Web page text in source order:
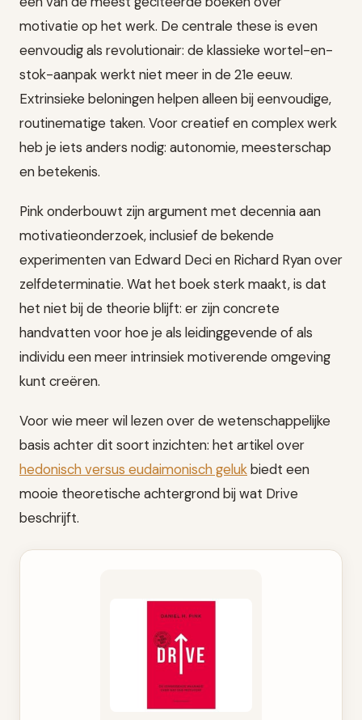
motivatie op het werk. De centrale these is even
eenvoudig als revolutionair: de klassieke wortel-en-
stok-aanpak werkt niet meer in de 21e eeuw.
Extrinsieke beloningen helpen alleen bij eenvoudige,
routinematige taken. Voor creatief en complex werk
heb je iets anders nodig: autonomie, meesterschap
en betekenis.
Pink onderbouwt zijn argument met decennia aan
motivatieonderzoek, inclusief de bekende
experimenten van Edward Deci en Richard Ryan over
zelfdeterminatie. Wat het boek sterk maakt, is dat
het niet bij de theorie blijft: er zijn concrete
handvatten voor hoe je als leidinggevende of als
individu een meer intrinsiek motiverende omgeving
kunt creëren.
Voor wie meer wil lezen over de wetenschappelijke
basis achter dit soort inzichten: het artikel over
hedonisch versus eudaimonisch gelukbiedt een
mooie theoretische achtergrond bij wat Drive
beschrijft.